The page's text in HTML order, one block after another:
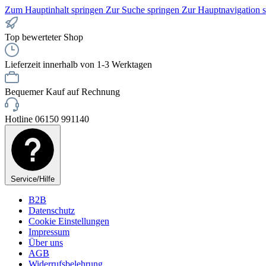
Zum Hauptinhalt springen Zur Suche springen Zur Hauptnavigation
Top bewerteter Shop
Lieferzeit innerhalb von 1-3 Werktagen
Bequemer Kauf auf Rechnung
Hotline 06150 991140
Service/Hilfe
B2B
Datenschutz
Cookie Einstellungen
Impressum
Über uns
AGB
Widerrufsbelehrung